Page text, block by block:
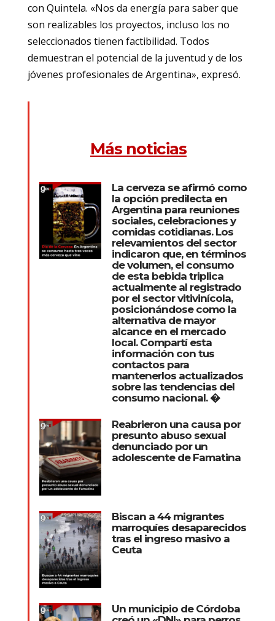
con Quintela. «Nos da energía para saber que
son realizables los proyectos, incluso los no
seleccionados tienen factibilidad. Todos
demuestran el potencial de la juventud y de los
jóvenes profesionales de Argentina», expresó.
Más noticias
La cerveza se afirmó como
la opción predilecta en
Argentina para reuniones
sociales, celebraciones y
comidas cotidianas. Los
relevamientos del sector
indicaron que, en términos
de volumen, el consumo
de esta bebida triplica
actualmente al registrado
por el sector vitivinícola,
posicionándose como la
alternativa de mayor
alcance en el mercado
local. Compartí esta
información con tus
contactos para
mantenerlos actualizados
sobre las tendencias del
consumo nacional. �
Reabrieron una causa por
presunto abuso sexual
denunciado por un
adolescente de Famatina
Biscan a 44 migrantes
marroquíes desaparecidos
tras el ingreso masivo a
Ceuta
Un municipio de Córdoba